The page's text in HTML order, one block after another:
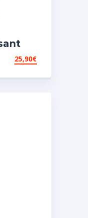
25,90€